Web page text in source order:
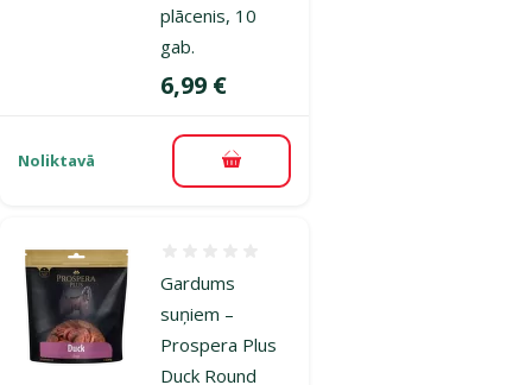
plācenis, 10
gab.
Cena
6,99 €
Noliktavā Pievienot grozam
Gardums
suņiem –
Prospera Plus
Duck Round